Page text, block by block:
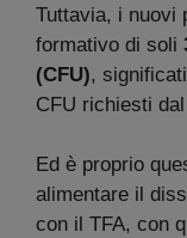
Tuttavia, i nuovi
formativo di soli
(CFU),
CFU richiesti
Ed è proprio
alimentare il
con il TFA, con